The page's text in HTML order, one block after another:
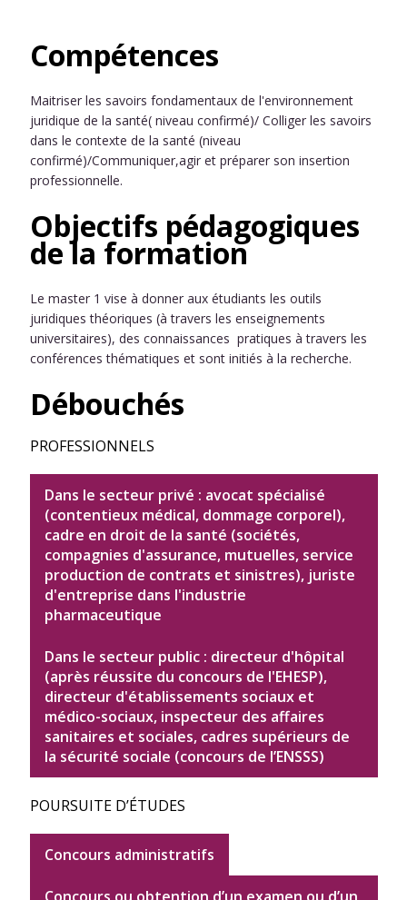
Compétences
Maitriser les savoirs fondamentaux de l'environnement
juridique de la santé( niveau confirmé)/ Colliger les savoirs
dans le contexte de la santé (niveau
confirmé)/Communiquer,agir et préparer son insertion
professionnelle.
Objectifs pédagogiques
de la formation
Le master 1 vise à donner aux étudiants les outils
juridiques théoriques (à travers les enseignements
universitaires), des connaissances pratiques à travers les
conférences thématiques et sont initiés à la recherche.
Débouchés
PROFESSIONNELS
Dans le secteur privé : avocat spécialisé
(contentieux médical, dommage corporel),
cadre en droit de la santé (sociétés,
compagnies d'assurance, mutuelles, service
production de contrats et sinistres), juriste
d'entreprise dans l'industrie
pharmaceutique
Dans le secteur public : directeur d'hôpital
(après réussite du concours de l'EHESP),
directeur d'établissements sociaux et
médico-sociaux, inspecteur des affaires
sanitaires et sociales, cadres supérieurs de
la sécurité sociale (concours de l’ENSSS)
POURSUITE D’ÉTUDES
Concours administratifs